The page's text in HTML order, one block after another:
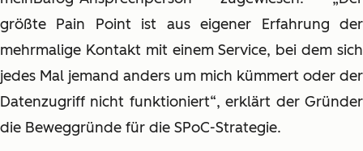
größte Pain Point ist aus eigener Erfahrung der
mehrmalige Kontakt mit einem Service, bei dem sich
jedes Mal jemand anders um mich kümmert oder der
Datenzugriff nicht funktioniert“, erklärt der Gründer
die Beweggründe für die SPoC-Strategie.